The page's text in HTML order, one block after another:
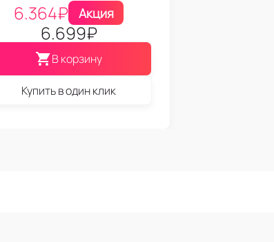
6.364₽ Акция
6.699₽
В корзину
Купить в один клик